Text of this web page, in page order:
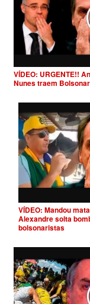
VÍDEO: URGENTE!!
Nunes traem
VÍDEO: Mandou
Alexandre solta
bolsonaristas